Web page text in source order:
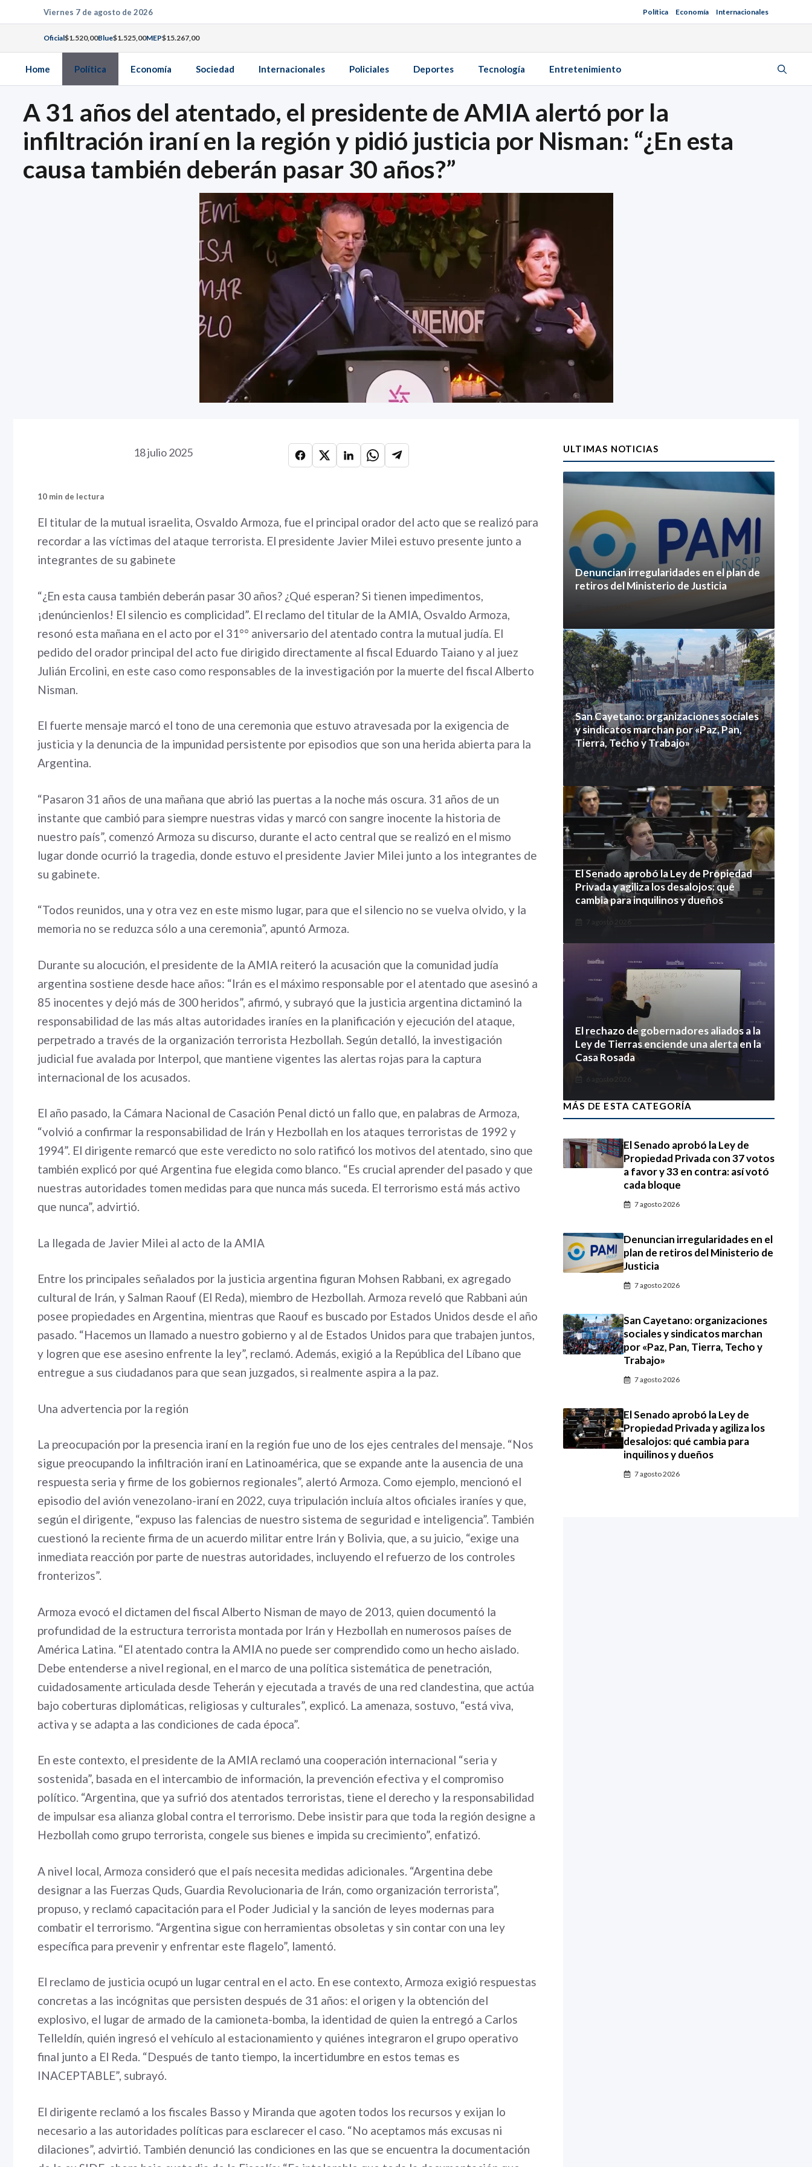
al
contenido
Viernes 7 de agosto de 2026 Política Economía Internacionales
Oficial$1.520,00Blue$1.525,00MEP$15.267,00
Home Política Economía Sociedad Internacionales Policiales Deportes Tecnología Entretenimiento
A 31 años del atentado, el presidente de AMIA alertó por la
infiltración iraní en la región y pidió justicia por Nisman: “¿En esta
causa también deberán pasar 30 años?”
18 julio 2025
10 min de lectura
El titular de la mutual israelita, Osvaldo Armoza, fue el principal orador del acto que se realizó para
recordar a las víctimas del ataque terrorista. El presidente Javier Milei estuvo presente junto a
integrantes de su gabinete
“¿En esta causa también deberán pasar 30 años? ¿Qué esperan? Si tienen impedimentos,
¡denúncienlos! El silencio es complicidad”. El reclamo del titular de la AMIA, Osvaldo Armoza,
resonó esta mañana en el acto por el 31°° aniversario del atentado contra la mutual judía. El
pedido del orador principal del acto fue dirigido directamente al fiscal Eduardo Taiano y al juez
Julián Ercolini, en este caso como responsables de la investigación por la muerte del fiscal Alberto
Nisman.
El fuerte mensaje marcó el tono de una ceremonia que estuvo atravesada por la exigencia de
justicia y la denuncia de la impunidad persistente por episodios que son una herida abierta para la
Argentina.
“Pasaron 31 años de una mañana que abrió las puertas a la noche más oscura. 31 años de un
instante que cambió para siempre nuestras vidas y marcó con sangre inocente la historia de
nuestro país”, comenzó Armoza su discurso, durante el acto central que se realizó en el mismo
lugar donde ocurrió la tragedia, donde estuvo el presidente Javier Milei junto a los integrantes de
su gabinete.
“Todos reunidos, una y otra vez en este mismo lugar, para que el silencio no se vuelva olvido, y la
memoria no se reduzca sólo a una ceremonia”, apuntó Armoza.
Durante su alocución, el presidente de la AMIA reiteró la acusación que la comunidad judía
argentina sostiene desde hace años: “Irán es el máximo responsable por el atentado que asesinó a
85 inocentes y dejó más de 300 heridos”, afirmó, y subrayó que la justicia argentina dictaminó la
responsabilidad de las más altas autoridades iraníes en la planificación y ejecución del ataque,
perpetrado a través de la organización terrorista Hezbollah. Según detalló, la investigación
judicial fue avalada por Interpol, que mantiene vigentes las alertas rojas para la captura
internacional de los acusados.
El año pasado, la Cámara Nacional de Casación Penal dictó un fallo que, en palabras de Armoza,
“volvió a confirmar la responsabilidad de Irán y Hezbollah en los ataques terroristas de 1992 y
1994”. El dirigente remarcó que este veredicto no solo ratificó los motivos del atentado, sino que
también explicó por qué Argentina fue elegida como blanco. “Es crucial aprender del pasado y que
nuestras autoridades tomen medidas para que nunca más suceda. El terrorismo está más activo
que nunca”, advirtió.
La llegada de Javier Milei al acto de la AMIA
Entre los principales señalados por la justicia argentina figuran Mohsen Rabbani, ex agregado
cultural de Irán, y Salman Raouf (El Reda), miembro de Hezbollah. Armoza reveló que Rabbani aún
posee propiedades en Argentina, mientras que Raouf es buscado por Estados Unidos desde el año
pasado. “Hacemos un llamado a nuestro gobierno y al de Estados Unidos para que trabajen juntos,
y logren que ese asesino enfrente la ley”, reclamó. Además, exigió a la República del Líbano que
entregue a sus ciudadanos para que sean juzgados, si realmente aspira a la paz.
Una advertencia por la región
La preocupación por la presencia iraní en la región fue uno de los ejes centrales del mensaje. “Nos
sigue preocupando la infiltración iraní en Latinoamérica, que se expande ante la ausencia de una
respuesta seria y firme de los gobiernos regionales”, alertó Armoza. Como ejemplo, mencionó el
episodio del avión venezolano-iraní en 2022, cuya tripulación incluía altos oficiales iraníes y que,
según el dirigente, “expuso las falencias de nuestro sistema de seguridad e inteligencia”. También
cuestionó la reciente firma de un acuerdo militar entre Irán y Bolivia, que, a su juicio, “exige una
inmediata reacción por parte de nuestras autoridades, incluyendo el refuerzo de los controles
fronterizos”.
Armoza evocó el dictamen del fiscal Alberto Nisman de mayo de 2013, quien documentó la
profundidad de la estructura terrorista montada por Irán y Hezbollah en numerosos países de
América Latina. “El atentado contra la AMIA no puede ser comprendido como un hecho aislado.
Debe entenderse a nivel regional, en el marco de una política sistemática de penetración,
cuidadosamente articulada desde Teherán y ejecutada a través de una red clandestina, que actúa
bajo coberturas diplomáticas, religiosas y culturales”, explicó. La amenaza, sostuvo, “está viva,
activa y se adapta a las condiciones de cada época”.
En este contexto, el presidente de la AMIA reclamó una cooperación internacional “seria y
sostenida”, basada en el intercambio de información, la prevención efectiva y el compromiso
político. “Argentina, que ya sufrió dos atentados terroristas, tiene el derecho y la responsabilidad
de impulsar esa alianza global contra el terrorismo. Debe insistir para que toda la región designe a
Hezbollah como grupo terrorista, congele sus bienes e impida su crecimiento”, enfatizó.
A nivel local, Armoza consideró que el país necesita medidas adicionales. “Argentina debe
designar a las Fuerzas Quds, Guardia Revolucionaria de Irán, como organización terrorista”,
propuso, y reclamó capacitación para el Poder Judicial y la sanción de leyes modernas para
combatir el terrorismo. “Argentina sigue con herramientas obsoletas y sin contar con una ley
específica para prevenir y enfrentar este flagelo”, lamentó.
El reclamo de justicia ocupó un lugar central en el acto. En ese contexto, Armoza exigió respuestas
concretas a las incógnitas que persisten después de 31 años: el origen y la obtención del
explosivo, el lugar de armado de la camioneta-bomba, la identidad de quien la entregó a Carlos
Telleldín, quién ingresó el vehículo al estacionamiento y quiénes integraron el grupo operativo
final junto a El Reda. “Después de tanto tiempo, la incertidumbre en estos temas es
INACEPTABLE”, subrayó.
El dirigente reclamó a los fiscales Basso y Miranda que agoten todos los recursos y exijan lo
necesario a las autoridades políticas para esclarecer el caso. “No aceptamos más excusas ni
dilaciones”, advirtió. También denunció las condiciones en las que se encuentra la documentación
ULTIMAS NOTICIAS
Denuncian irregularidades en el plan de
retiros del Ministerio de Justicia
San Cayetano: organizaciones sociales
y sindicatos marchan por «Paz, Pan,
Tierra, Techo y Trabajo»
7 agosto 2026
El Senado aprobó la Ley de Propiedad
Privada y agiliza los desalojos: qué
cambia para inquilinos y dueños
7 agosto 2026
El rechazo de gobernadores aliados a la
Ley de Tierras enciende una alerta en la
Casa Rosada
6 agosto 2026
MÁS DE ESTA CATEGORÍA
El Senado aprobó la Ley de
Propiedad Privada con 37 votos
a favor y 33 en contra: así votó
cada bloque
7 agosto 2026
Denuncian irregularidades en el
plan de retiros del Ministerio de
Justicia
7 agosto 2026
San Cayetano: organizaciones
sociales y sindicatos marchan
por «Paz, Pan, Tierra, Techo y
Trabajo»
7 agosto 2026
El Senado aprobó la Ley de
Propiedad Privada y agiliza los
desalojos: qué cambia para
inquilinos y dueños
7 agosto 2026